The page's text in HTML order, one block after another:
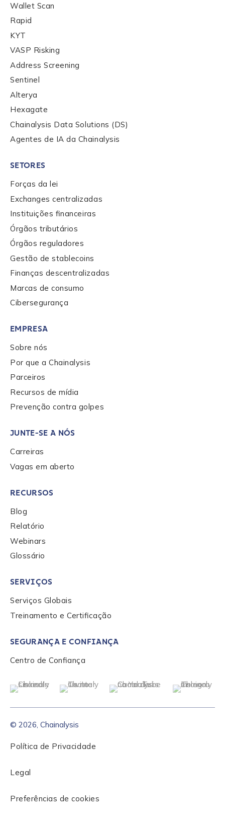
Contact us
First Name
Work Email Address
*
Phone Number
Role Function
*
Role Level
Organization Type
How did you hear about us?
to send you information on Chainalysis products,
be handled in accordance with the
privacy policy
Submit
Wallet Scan
Rapid
KYT
VASP Risking
Address Screening
Sentinel
Alterya
Hexagate
Chainalysis Data Solutions (DS)
Agentes de IA da Chainalysis
SETORES
Forças da lei
Exchanges centralizadas
Instituições financeiras
Órgãos tributários
Órgãos reguladores
Gestão de stablecoins
Finanças descentralizadas
Marcas de consumo
Cibersegurança
EMPRESA
Sobre nós
Por que a Chainalysis
Parceiros
Recursos de mídia
Prevenção contra golpes
JUNTE-SE A NÓS
Carreiras
Vagas em aberto
RECURSOS
Blog
Relatório
Webinars
Glossário
SERVIÇOS
Serviços Globais
Treinamento e Certificação
SEGURANÇA E CONFIANÇA
Centro de Confiança
© 2026, Chainalysis
Política de Privacidade
Legal
Preferências de cookies